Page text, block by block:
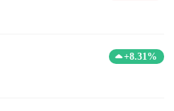
+8.31%